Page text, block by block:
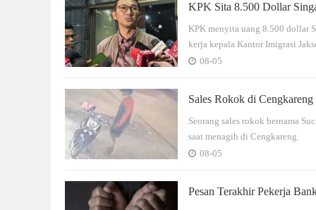
KPK Sita 8.500 Dollar
KPK menyita uang 8.500 dollar
kerja kepala Kantor Imigrasi
08-05
Sales Rokok di
Seorang sales rokok bernama
saat menagih di Cengkareng.
08-05
Pesan Terakhir Pekerja